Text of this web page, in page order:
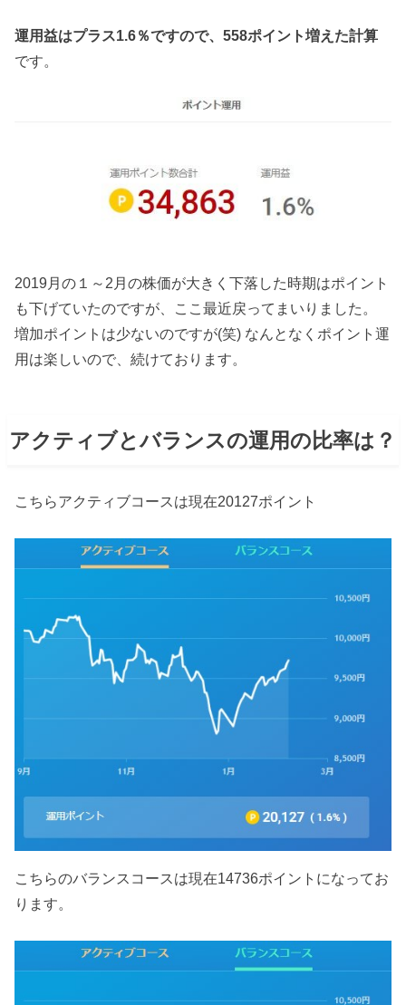
運用益はプラス1.6％ですので、558ポイント増えた計算
です。
2019月の１～2月の株価が大きく下落した時期はポイント
も下げていたのですが、ここ最近戻ってまいりました。
増加ポイントは少ないのですが(笑) なんとなくポイント運
用は楽しいので、続けております。
アクティブとバランスの運用の比率は？
こちらアクティブコースは現在20127ポイント
こちらのバランスコースは現在14736ポイントになってお
ります。